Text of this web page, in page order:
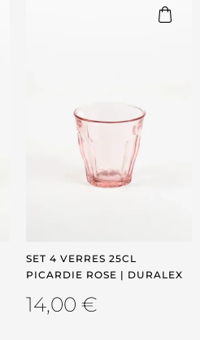
SET 4 VERRES 25CL
PICARDIE ROSE | DURALEX
14,00 €